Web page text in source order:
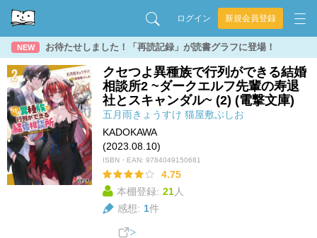
ログイン 新規会員登録
NEW お待たせしました！「再読記録」が読書グラフに登場！
クセつよ異種族で行列ができる結婚
相談所2 ~ダークエルフ先輩の寿退
社とスキャンダル~ (2) (電撃文庫)
五月雨きょうすけ 猫屋敷ぷしお
KADOKAWA
(2023.08.10)
ISBN・EAN: 9784049150681
4.75
本棚登録: 21人
感想: 1件